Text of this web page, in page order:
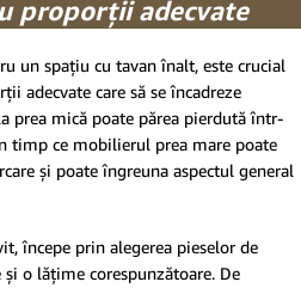
proporții adecvate
un spațiu cu tavan înalt, este crucial
adecvate care să se încadreze
prea mică poate părea pierdută într-
timp ce mobilierul prea mare poate
și poate îngreuna aspectul general
începe prin alegerea pieselor de
o lățime corespunzătoare. De